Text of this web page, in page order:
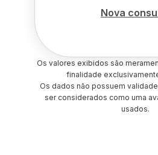
Nova
Os valores exibidos são
finalidade
Os dados não possuem
ser considerados como uma
usados.